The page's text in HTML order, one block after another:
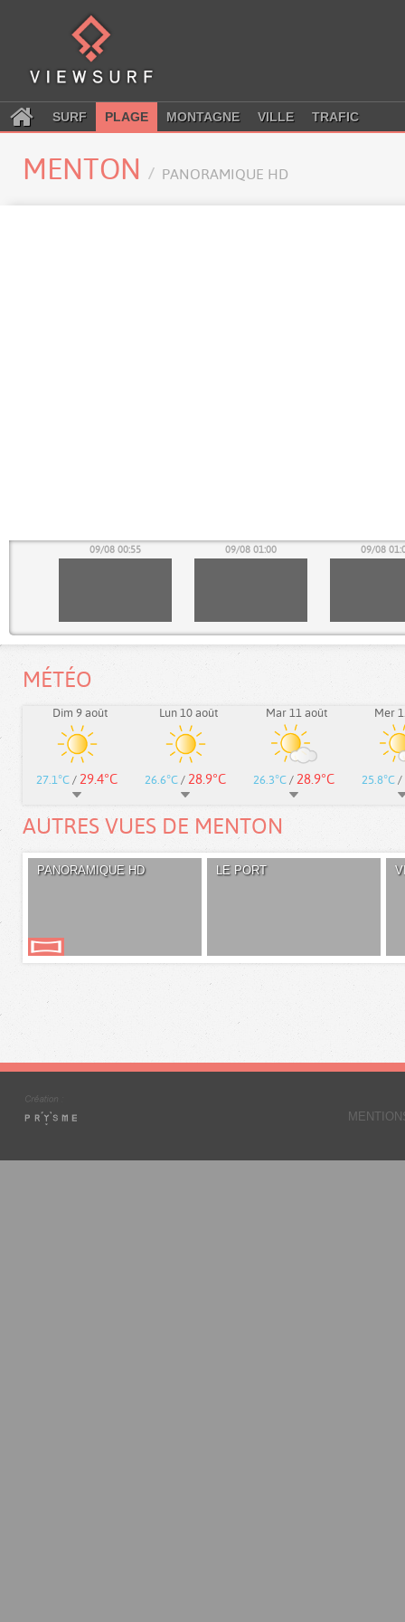
SURF PLAGE MONTAGNE VILLE TRAFIC
MENTON PANORAMIQUE HD
09/08 00:55 09/08 01:00 09/08
MÉTÉO
Dim 9 août
27.1°C / 29.4°C
Lun 10 août
26.6°C / 28.9°C
Mar 11 août
26.3°C / 28.9°C
Mer
25.8°C /
AUTRES VUES DE MENTON
PANORAMIQUE HD LE PORT